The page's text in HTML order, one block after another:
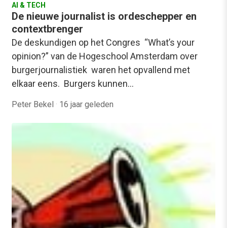
AI & TECH
De nieuwe journalist is ordeschepper en
contextbrenger
De deskundigen op het Congres “What’s your
opinion?” van de Hogeschool Amsterdam over
burgerjournalistiek waren het opvallend met
elkaar eens. Burgers kunnen…
Peter Bekel · 16 jaar geleden